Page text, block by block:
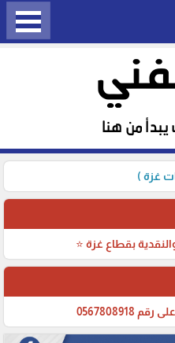
غزة )
بقطاع غزة ⭐